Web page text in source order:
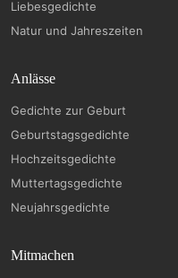
Liebesgedichte
Natur und Jahreszeiten
Anlässe
Gedichte zur Geburt
Geburtstagsgedichte
Hochzeitsgedichte
Muttertagsgedichte
Neujahrsgedichte
Mitmachen